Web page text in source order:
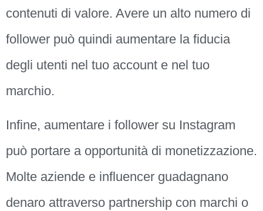
contenuti di valore. Avere un alto numero di
follower può quindi aumentare la fiducia
degli utenti nel tuo account e nel tuo
marchio.
Infine, aumentare i follower su Instagram
può portare a opportunità di monetizzazione.
Molte aziende e influencer guadagnano
denaro attraverso partnership con marchi o